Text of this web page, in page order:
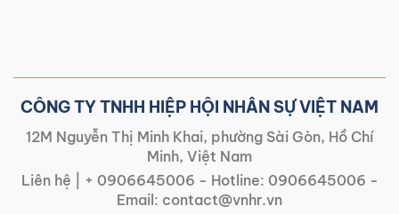
CÔNG TY TNHH HIỆP HỘI NHÂN SỰ VIỆT NAM
12M Nguyễn Thị Minh Khai, phường Sài Gòn, Hồ Chí
Minh, Việt Nam
Liên hệ |
+ 0906645006 - Hotline: 0906645006 -
Email: contact@vnhr.vn